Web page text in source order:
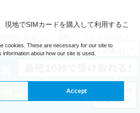
現地でSIMカードを購入して利用するこ
も多く、物理SIMを入れ替える必要があ
て対応エリアやデータ容量が異なるた
周遊プラン
を選ぶことが重要です。現地
cookies. These are necessary for our site to
about how our site is used.
Accept